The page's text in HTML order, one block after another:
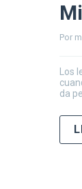
Por
da